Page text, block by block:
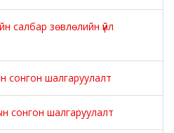
салбар зөвлөлийн үйл
сонгон шалгаруулалт
сонгон шалгаруулалт